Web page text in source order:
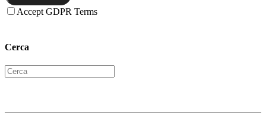
Accept GDPR Terms
Cerca